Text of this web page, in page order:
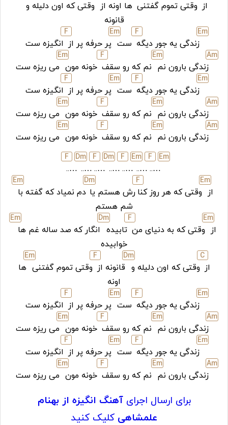
از وقتی تموم گفتنی ها اونه از وقتی که اون دلیله و
قانونه
Em
زندگی یه جور دیگه
F
ست
Em
پر حرفه پر از
F
انگیزه ست
Am
زندگی بارون نم
Em
نم که رو سقف
F
خونه مون
Em
می ریزه ست
Em
زندگی یه جور دیگه
F
ست
Em
پر حرفه پر از
F
انگیزه ست
Am
زندگی بارون نم
Em
نم که رو سقف
F
خونه مون
Em
می ریزه ست
Am
زندگی بارون نم
Em
نم که رو سقف
F
خونه مون
Em
می ریزه ست
Em
…..
F
…..
Em
…..
F
…..
Dm
…..
F
…..
Dm
…..
F
از
Em
وقتی که هر روز کنا
F
رش هستم یا
Dm
دم نمیاد که گفته با
Em
شم هستم
از
Em
وقتی که به دنیای من
F
تابیده
Dm
انگار که صد ساله غم ها
Em
خوابیده
از
C
وقتی که اون دلیله و
Dm
قانونه از
F
وقتی تموم گفتنی
Em
ها
اونه
Em
زندگی یه جور دیگه
F
ست
Em
پر حرفه پر از
F
انگیزه ست
Am
زندگی بارون نم
Em
نم که رو سقف
F
خونه مون
Em
می ریزه ست
Em
زندگی یه جور دیگه
F
ست
Em
پر حرفه پر از
F
انگیزه ست
Am
زندگی بارون نم
Em
نم که رو سقف
F
خونه مون
Em
می ریزه ست
برای ارسال اجرایآهنگ انگیزه از بهنام
علمشاهی کلیک کنید